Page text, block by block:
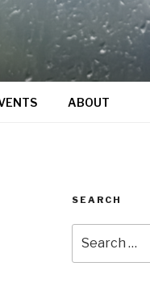
ABOUT
SEARCH
for: